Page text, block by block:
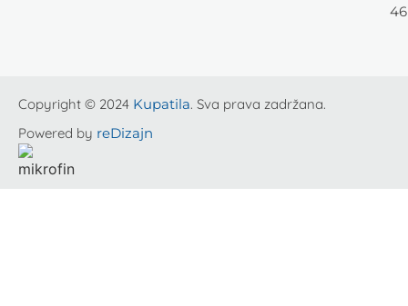
46
Copyright © 2024 Kupatila. Sva prava zadržana.
Powered by reDizajn